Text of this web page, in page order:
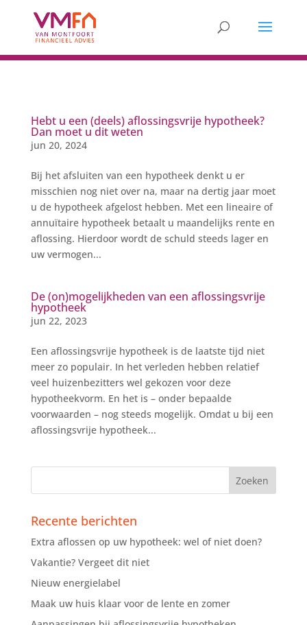
Hebt u een (deels) aflossingsvrije hypotheek?
Dan moet u dit weten
jun 20, 2024
Bij het afsluiten van een hypotheek denkt u er
misschien nog niet over na, maar na dertig jaar moet
u de hypotheek afgelost hebben. Met een lineaire of
annuïtaire hypotheek betaalt u maandelijks rente en
aflossing. Hierdoor wordt de schuld steeds lager en
uw vermogen...
De (on)mogelijkheden van een aflossingsvrije
hypotheek
jun 22, 2023
Een aflossingsvrije hypotheek is de laatste tijd niet
meer zo populair. In het verleden hebben relatief
veel huizenbezitters wel gekozen voor deze
hypotheekvorm. En het is – onder bepaalde
voorwaarden – nog steeds mogelijk. Omdat u bij een
aflossingsvrije hypotheek...
Recente berichten
Extra aflossen op uw hypotheek: wel of niet doen?
Vakantie? Vergeet dit niet
Nieuw energielabel
Maak uw huis klaar voor de lente en zomer